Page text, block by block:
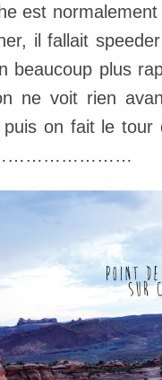
est normalement
il fallait
beaucoup plus
ne voit rien
on fait le tour